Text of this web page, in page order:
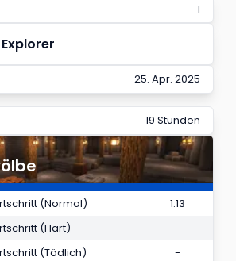
1
25. Apr. 2025
19 Stunden
(Normal)
1.13
(Hart)
-
(Tödlich)
-